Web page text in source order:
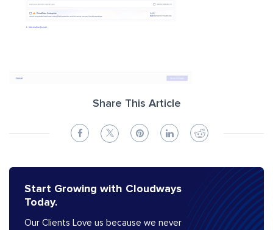
Share This Article
Start Growing with Cloudways
Today.
Our Clients Love us because we never